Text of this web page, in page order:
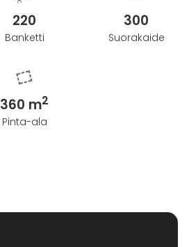
220
Banketti
300
Suorakaide
360 m2
Pinta-ala